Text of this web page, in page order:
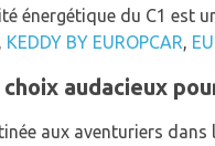
énergétique du C1 est
, KEDDY BY EUROPCAR,
choix audacieux
aux aventuriers